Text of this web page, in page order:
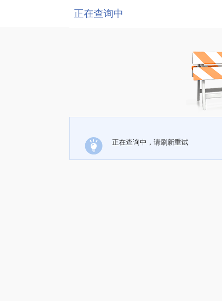
正在查询中
正在查询中，请刷新重试